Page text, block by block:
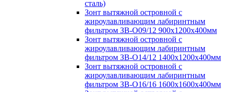
сталь)
Зонт вытяжной островной с
жироулавливающим лабиринтным
фильтром ЗВ-О09/12 900х1200х400мм
Зонт вытяжной островной с
жироулавливающим лабиринтным
фильтром ЗВ-О14/12 1400х1200х400мм
Зонт вытяжной островной с
жироулавливающим лабиринтным
фильтром ЗВ-О16/16 1600х1600х400мм